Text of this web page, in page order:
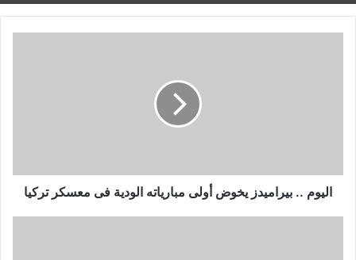
معسكر
تركيا
اليوم .. بيراميدز يخوض أولى مبارياته الودية فى معسكر تركيا